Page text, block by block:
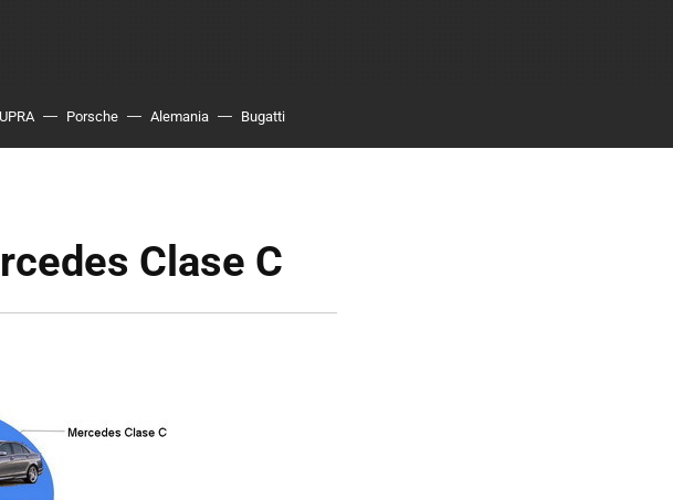
Porsche Alemania Bugatti
Clase C